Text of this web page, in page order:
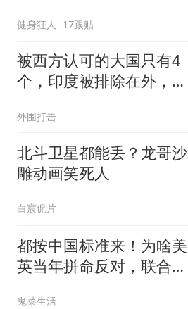
健身狂人 17跟贴
被西方认可的大国只有4
个，印度被排除在外，为
外围打击
北斗卫星都能丢？龙哥沙
雕动画笑死人
白宸侃片
都按中国标准来！为啥美
英当年拼命反对，联合国
鬼菜生活